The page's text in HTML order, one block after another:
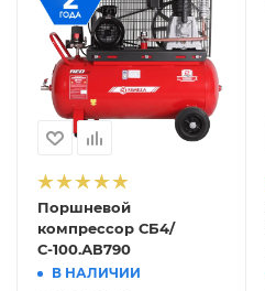
Поршневой
компрессор СБ4/
С-100.АВ790
В НАЛИЧИИ